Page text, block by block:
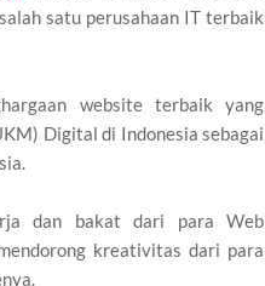
satu perusahaan IT terbaik
website terbaik yang
Digital di Indonesia sebagai
dan bakat dari para Web
kreativitas dari para